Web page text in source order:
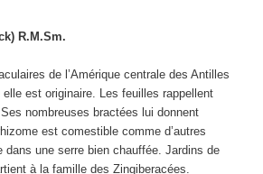
R.M.Sm.
de l’Amérique centrale des Antilles
elle est originaire. Les feuilles rappellent
nombreuses bractées lui donnent
est comestible comme d’autres
dans une serre bien chauffée. Jardins de
à la famille des Zingiberacées.